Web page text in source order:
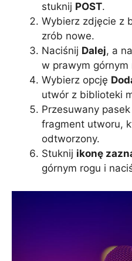
stuknij POST.
Wybierz zdjęcie z
zrób nowe.
Naciśnij Dalej, a
w prawym górnym
Wybierz opcję
utwór z biblioteki
Przesuwany
fragment utworu,
odtworzony.
Stuknij ikonę
górnym rogu i